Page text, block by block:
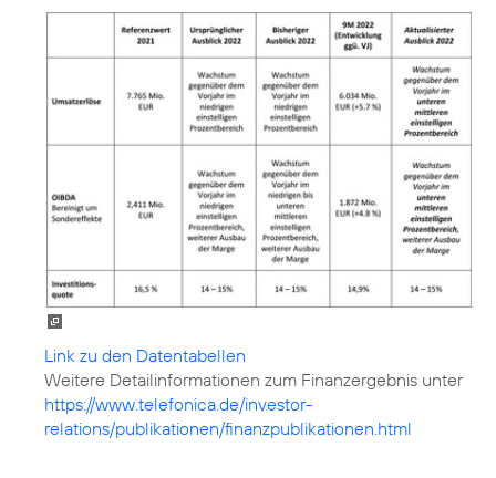
Link zu den Datentabellen
https://www.telefonica.de/investor-
relations/publikationen/finanzpublikationen.html